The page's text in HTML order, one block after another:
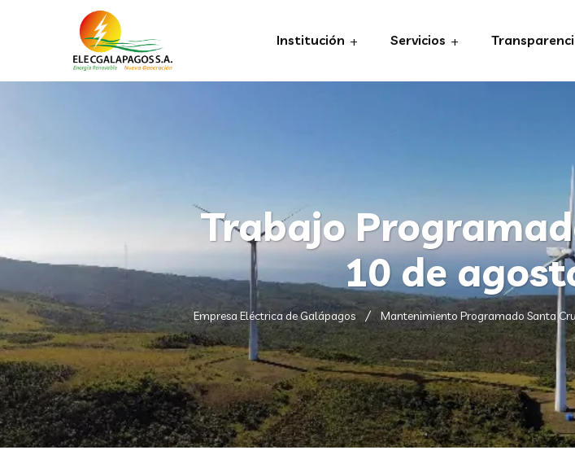
Institución Servicios
Trabajo
10 de
Empresa Eléctrica de Galápagos Mantenimiento Programado Santa